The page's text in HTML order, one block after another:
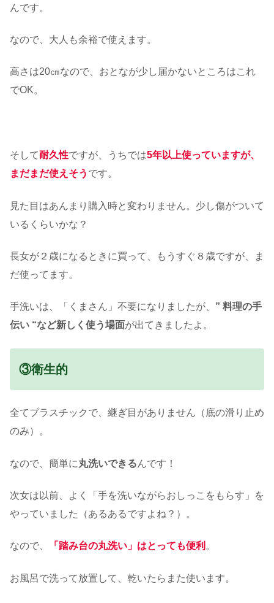
んです。
なので、大人も余裕で使えます。
高さは20㎝なので、おとなが少し届かないところはこれ
でOK。
そして耐久性ですが、うちでは5年以上使っていますが、
まだまだ使えそう です。
見た目はあんまり購入時と変わりません。少し傷がついて
いるくらいかな？
長女が２歳になるときに買って、もうすぐ８歳ですが、ま
だ使ってます。
手洗いは、「くまさん」不要になりましたが、 ” 料理の手
伝い “など新しく使う場面が出てきましたよ。
③衛生的
全てプラスチックで、継ぎ目がありません（底の滑り止め
のみ）。
なので、簡単に丸洗いできるんです！
次女は以前、よく「手を洗いながらおしっこをもらす」を
やっていました（あるあるですよね？）。
なので、 「踏み台の丸洗い」はとっても便利 。
お風呂で洗って放置して、乾いたらまた使います。